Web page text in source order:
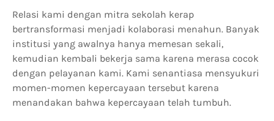
Relasi kami dengan mitra sekolah kerap
bertransformasi menjadi kolaborasi menahun. Banyak
institusi yang awalnya hanya memesan sekali,
kemudian kembali bekerja sama karena merasa cocok
dengan pelayanan kami. Kami senantiasa mensyukuri
momen-momen kepercayaan tersebut karena
menandakan bahwa kepercayaan telah tumbuh.